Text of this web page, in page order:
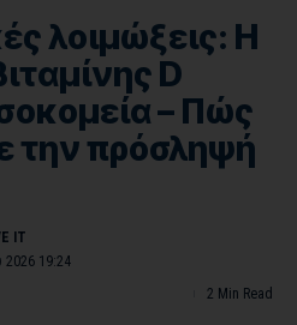
λοιμώξεις: Η
D
– Πώς
την πρόσληψή
2026 19:24
2 Min Read